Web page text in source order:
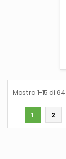
Mostra 1-15 di
1 2